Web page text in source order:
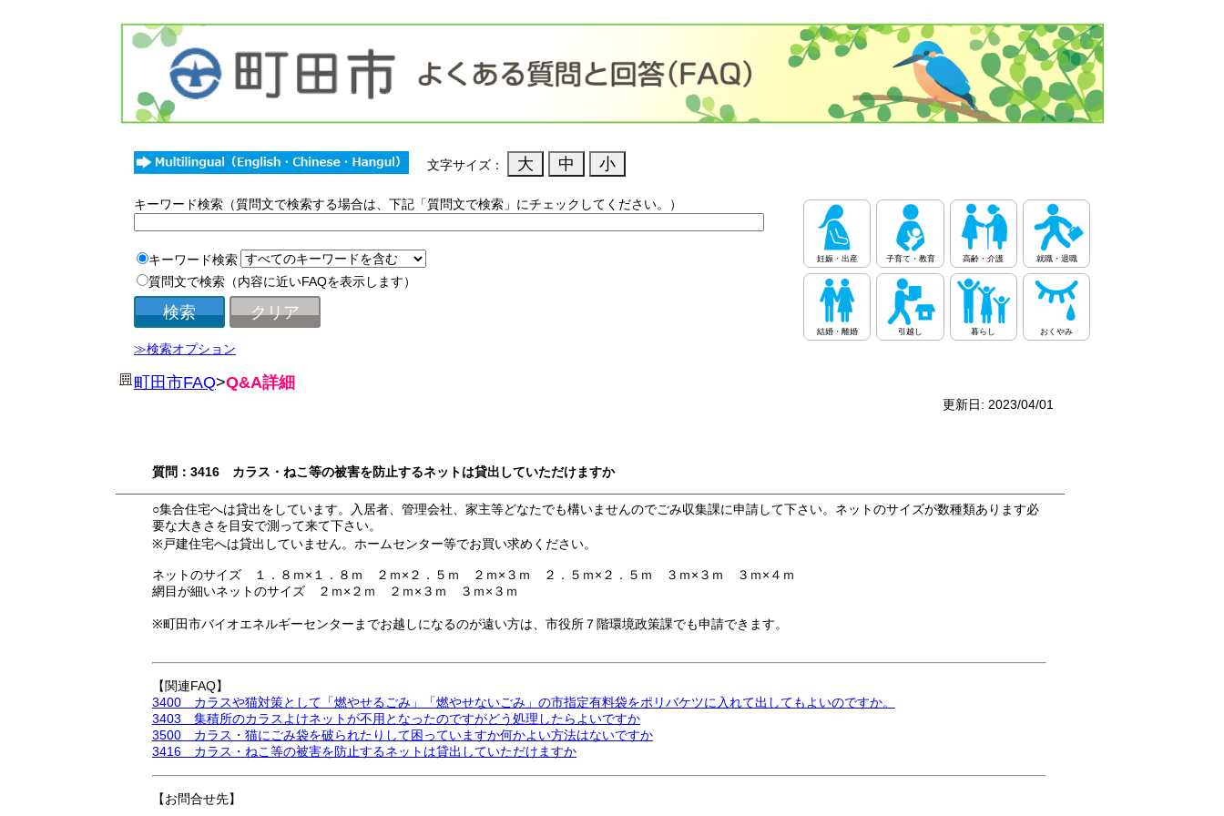
文字サイズ：
キーワード検索（質問文で検索する場合は、下記「質問文で検索」にチェックしてください。）
キーワード検索
質問文で検索（内容に近いFAQを表示します）
≫検索オプション
町田市FAQ>Q&A詳細
更新日: 2023/04/01
質問：3416 カラス・ねこ等の被害を防止するネットは貸出していただけますか
○集合住宅へは貸出をしています。入居者、管理会社、家主等どなたでも構いませんのでごみ収集課に申請して下さい。ネットのサイズが数種類あります必
要な大きさを目安で測って来て下さい。
※戸建住宅へは貸出していません。ホームセンター等でお買い求めください。
ネットのサイズ １．８ｍ×１．８ｍ ２ｍ×２．５ｍ ２ｍ×３ｍ ２．５ｍ×２．５ｍ ３ｍ×３ｍ ３ｍ×４ｍ
網目が細いネットのサイズ ２ｍ×２ｍ ２ｍ×３ｍ ３ｍ×３ｍ
※町田市バイオエネルギーセンターまでお越しになるのが遠い方は、市役所７階環境政策課でも申請できます。
【関連FAQ】
3400 カラスや猫対策として「燃やせるごみ」「燃やせないごみ」の市指定有料袋をポリバケツに入れて出してもよいのですか。
3403 集積所のカラスよけネットが不用となったのですがどう処理したらよいですか
3500 カラス・猫にごみ袋を破られたりして困っていますか何かよい方法はないですか
3416 カラス・ねこ等の被害を防止するネットは貸出していただけますか
【お問合せ先】
妊娠・出産 子育て・教育 高齢・介護 就職・退職
結婚・離婚 引越し 暮らし おくやみ